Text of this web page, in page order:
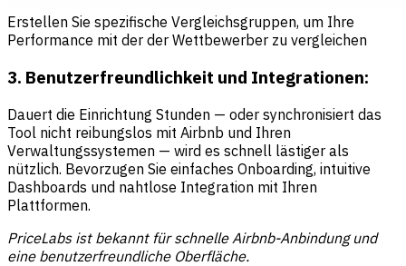
Erstellen Sie spezifische Vergleichsgruppen, um Ihre
Performance mit der der Wettbewerber zu vergleichen
3. Benutzerfreundlichkeit und Integrationen:
Dauert die Einrichtung Stunden — oder synchronisiert das
Tool nicht reibungslos mit Airbnb und Ihren
Verwaltungssystemen — wird es schnell lästiger als
nützlich. Bevorzugen Sie einfaches Onboarding, intuitive
Dashboards und nahtlose Integration mit Ihren
Plattformen.
PriceLabs ist bekannt für schnelle Airbnb-Anbindung und
eine benutzerfreundliche Oberfläche.